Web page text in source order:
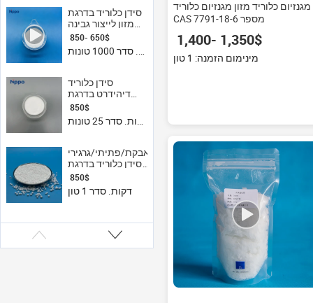
סידן כלוריד בדרגת
מזון לייצור גבינה
E509 עיבוי סידן
בדרגה פרמצבטית
פתיתי CaCl2
‏650 ‏-‏850 ‏$
סידן כלוריד
דיהידרט בדרגת
מזון, פתיתים,
אבקה בדרגת USP,
סיטונאות ישירה
מזון
‏850 ‏$
אבקת/פתיתי/גרגירי
סידן כלוריד בדרגת
מזון, דרגת USP,
CaCl2 דיהידרט,
אספקה ישירה
‏850 ‏$
דקות. סדר 1 טון
מגנזיום כלוריד מזון מגנזיום כלוריד
CAS מספר 7791-18-6
‏1,350 ‏-‏1,400 ‏$
מינימום הזמנה: 1 טון